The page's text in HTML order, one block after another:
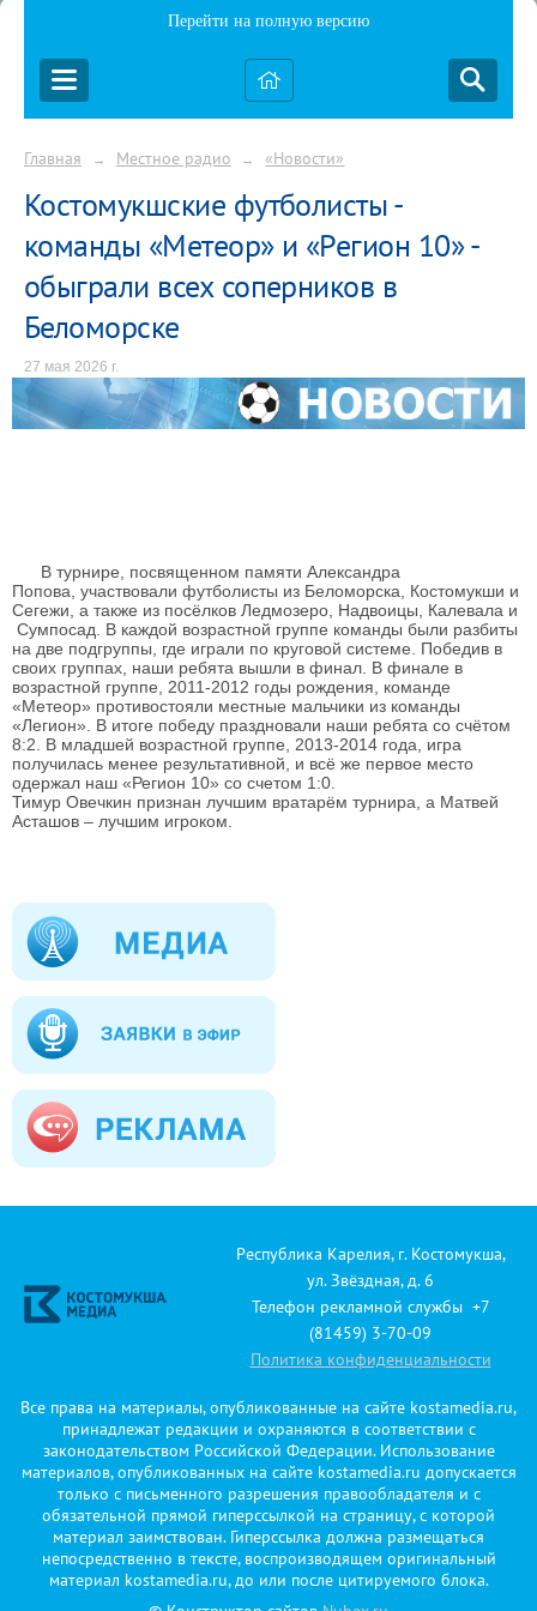
Перейти на полную версию
Главная → Местное радио → «Новости»
Костомукшские футболисты -
команды «Метеор» и «Регион 10» -
обыграли всех соперников в
Беломорске
27 мая 2026 г.
В турнире, посвященном памяти Александра
Попова, участвовали футболисты из Беломорска, Костомукши и
Сегежи, а также из посёлков Ледмозеро, Надвоицы, Калевала и
Сумпосад. В каждой возрастной группе команды были разбиты
на две подгруппы, где играли по круговой системе. Победив в
своих группах, наши ребята вышли в финал. В финале в
возрастной группе, 2011-2012 годы рождения, команде
«Метеор» противостояли местные мальчики из команды
«Легион». В итоге победу праздновали наши ребята со счётом
8:2. В младшей возрастной группе, 2013-2014 года, игра
получилась менее результативной, и всё же первое место
одержал наш «Регион 10» со счетом 1:0.
Тимур Овечкин признан лучшим вратарём турнира, а Матвей
Асташов – лучшим игроком.
Республика Карелия, г. Костомукша,
ул. Звёздная, д. 6
Телефон рекламной службы +7
(81459) 3-70-09
Политика конфиденциальности
Все права на материалы, опубликованные на сайте kostamedia.ru,
принадлежат редакции и охраняются в соответствии с
законодательством Российской Федерации. Использование
материалов, опубликованных на сайте kostamedia.ru допускается
только с письменного разрешения правообладателя и с
обязательной прямой гиперссылкой на страницу, с которой
материал заимствован. Гиперссылка должна размещаться
непосредственно в тексте, воспроизводящем оригинальный
материал kostamedia.ru, до или после цитируемого блока.